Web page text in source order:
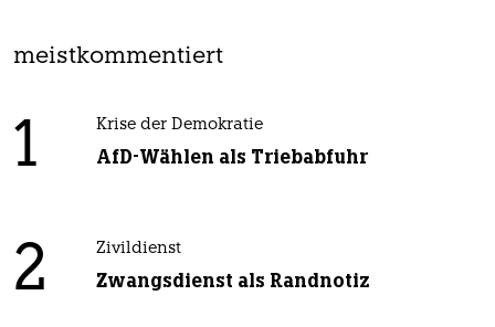
meistkommentiert
1 Krise der Demokratie
AfD-Wählen als Triebabfuhr
2 Zivildienst
Zwangsdienst als Randnotiz